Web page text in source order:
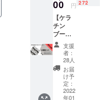
トリー
トメン
トに混
ぜてい
ただく
だけで
使用で
きま
す。送
料込
み！！
00 円 272
【ケラ
チン
ブース
ト＋ 12
個セッ
ト】
※【ケラ
チン
ブース
ト＋ 10
支援
者：
28人
お届
け予
定：
2022
年01